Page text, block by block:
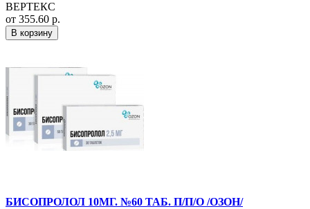
ВЕРТЕКС
от 355.60 р.
В корзину
БИСОПРОЛОЛ 10МГ. №60 ТАБ. П/П/О /ОЗОН/